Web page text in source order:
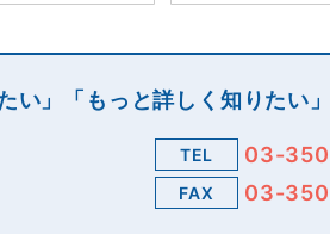
い」「もっと詳しく知りたい
TEL 03-
FAX 03-